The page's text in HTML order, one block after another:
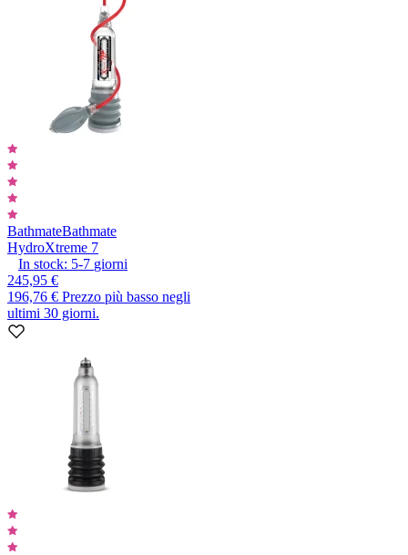
BathmateBathmate
HydroXtreme 7
In stock: 5-7 giorni
245,95 €
196,76 € Prezzo più basso negli
ultimi 30 giorni.